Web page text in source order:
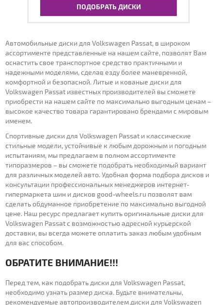
ПОДОБРАТЬ ДИСКИ
Автомобильные диски для Volkswagen Passat, в широком
ассортименте представленные на нашем сайте, позволят Вам
оснастить свое транспортное средство практичными и
надежными моделями, сделав езду более маневренной,
комфортной и безопасной. Литые и кованые диски для
Volkswagen Passat известных производителей вы сможете
приобрести на нашем сайте по максимально выгодным ценам –
высокое качество товара гарантировано брендами с мировым
именем.
Спортивные диски для Volkswagen Passat и классические
стильные модели, устойчивые к любым дорожным и погодным
испытаниям, мы предлагаем в полном ассортименте
типоразмеров – вы сможете подобрать необходимый вариант
для различных моделей авто. Удобная форма подбора дисков и
консультации профессиональных менеджеров интернет-
гипермаркета шин и дисков good-wheels.ru позволят вам
сделать обдуманное приобретение по максимально выгодной
цене. Наш ресурс предлагает купить оригинальные диски для
Volkswagen Passat с возможностью адресной курьерской
доставки, вы всегда можете оплатить заказ любым удобным
для вас способом.
ОБРАТИТЕ ВНИМАНИЕ!!!
Перед тем, как подобрать диски для Volkswagen Passat,
необходимо узнать размер диска. Будьте внимательны,
рекомендуемые автопроизводителем диски для Volkswagen